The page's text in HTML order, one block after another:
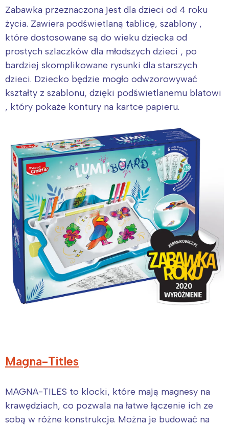
Zabawka przeznaczona jest dla dzieci od 4 roku
życia. Zawiera podświetlaną tablicę, szablony ,
które dostosowane są do wieku dziecka od
prostych szlaczków dla młodszych dzieci , po
bardziej skomplikowane rysunki dla starszych
dzieci. Dziecko będzie mogło odwzorowywać
kształty z szablonu, dzięki podświetlanemu blatowi
, który pokaże kontury na kartce papieru.
Magna-Titles
MAGNA-TILES to klocki, które mają magnesy na
krawędziach, co pozwala na łatwe łączenie ich ze
sobą w różne konstrukcje. Można je budować na
Warszawa
Łódź
Trójmiasto
Poznań
Wrocław
Śląsk
Kraków
Południe
Północ
Wszystkie
Wybieram